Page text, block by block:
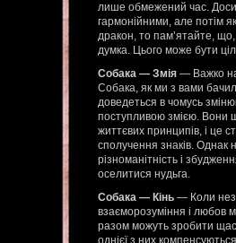
лише обмежений час.
гармонійними, але потім
дракон, то пам’ятайте,
думка. Цього може бути
Собака — Змія — Важко
Собака, як ми з вами
доведеться в чомусь
поступливою змією. Вони
життєвих принципів, і це
сполучення знаків. Однак
різноманітність і
оселитися нудьга.
Собака — Кінь — Коли
взаєморозуміння і любов
разом можуть зробити
однієї з них